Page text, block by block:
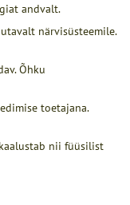
andvalt.
närvisüsteemile.
Õhku
toetajana.
nii füüsilist